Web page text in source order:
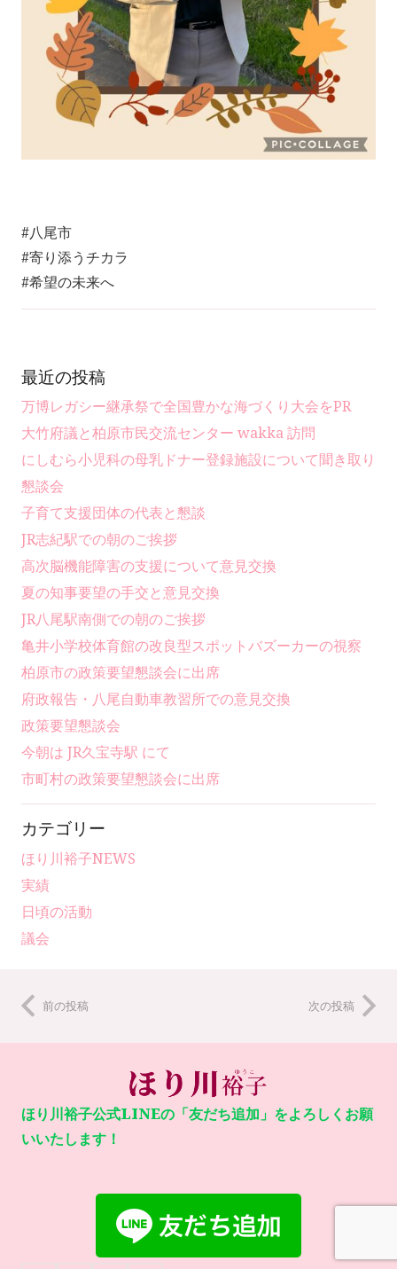
#八尾市
#寄り添うチカラ
#希望の未来へ
最近の投稿
万博レガシー継承祭で全国豊かな海づくり大会をPR
大竹府議と柏原市民交流センター wakka 訪問
にしむら小児科の母乳ドナー登録施設について聞き取り
懇談会
子育て支援団体の代表と懇談
JR志紀駅での朝のご挨拶
高次脳機能障害の支援について意見交換
夏の知事要望の手交と意見交換
JR八尾駅南側での朝のご挨拶
亀井小学校体育館の改良型スポットバズーカーの視察
柏原市の政策要望懇談会に出席
府政報告・八尾自動車教習所での意見交換
政策要望懇談会
今朝は JR久宝寺駅 にて
市町村の政策要望懇談会に出席
カテゴリー
ほり川裕子NEWS
実績
日頃の活動
議会
前の投稿 次の投稿
ほり川裕子公式LINEの「友だち追加」をよろしくお願
いいたします！